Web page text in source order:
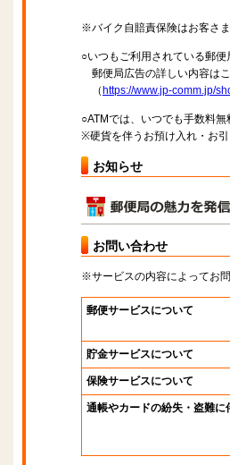
※バイク自賠責保険はお客さ
○いつもご利用されている郵
郵便局広告の詳しい内容は
（ https://www.jp-comm.jp/
○ATMでは、いつでも手数料
※硬貨を伴うお預け入れ・お
お知らせ
お問い合わせ
※サービスの内容によってお
郵便サービスについて
貯金サービスについて
保険サービスについて
通帳やカードの紛失・盗難に